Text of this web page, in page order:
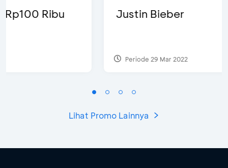
Justin Bieber
Lihat Promo Lainnya